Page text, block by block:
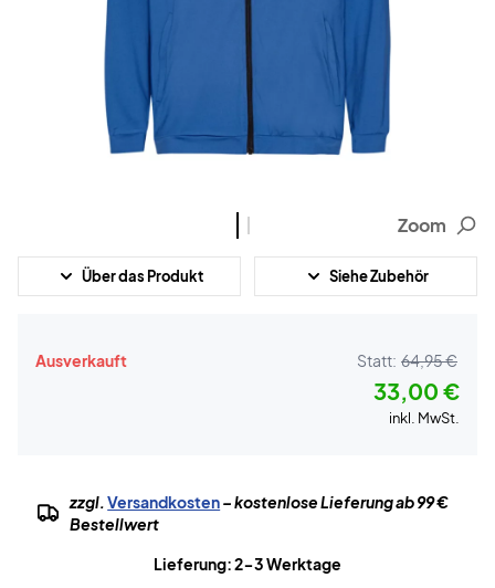
Zoom
Über das Produkt Siehe Zubehör
Ausverkauft Statt: 64,95 €
33,00 €
inkl. MwSt.
zzgl.Versandkosten– kostenlose Lieferung ab 99 €
Bestellwert
Lieferung: 2-3 Werktage